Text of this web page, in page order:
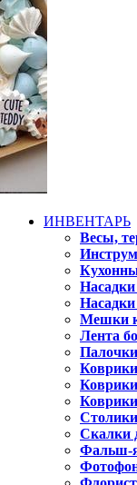
ИНВЕНТАРЬ
Весы,
Насадки
Насадки
Мешки
Лента
Скалки
Фальш-